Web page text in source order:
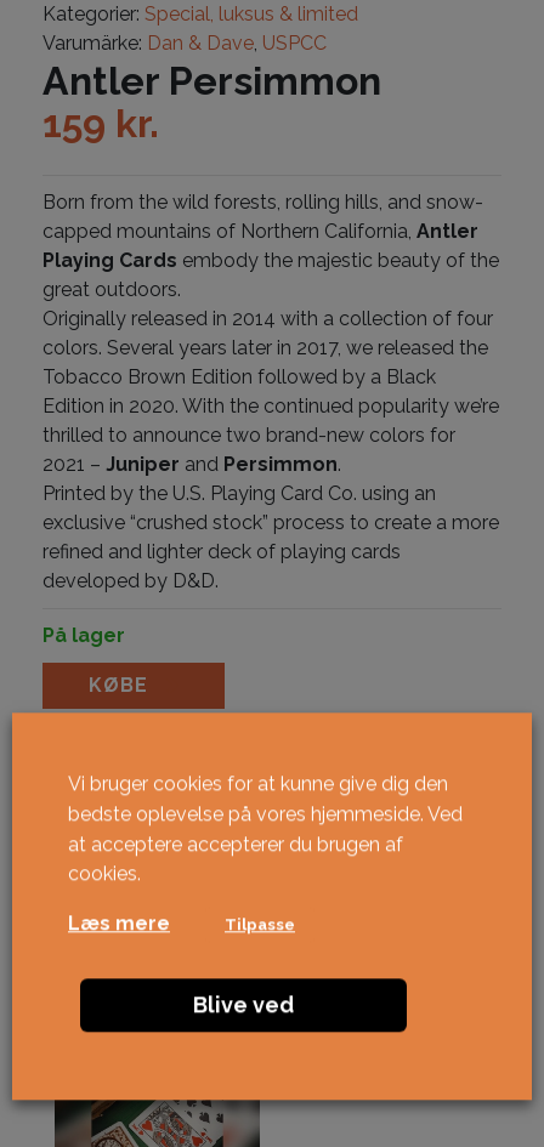
Kategorier: Special, luksus & limited
Varumärke: Dan & Dave, USPCC
Antler Persimmon
159 kr.
Born from the wild forests, rolling hills, and snow-
capped mountains of Northern California, Antler
Playing Cards embody the majestic beauty of the
great outdoors.
Originally released in 2014 with a collection of four
colors. Several years later in 2017, we released the
Tobacco Brown Edition followed by a Black
Edition in 2020. With the continued popularity we’re
thrilled to announce two brand-new colors for
2021 – Juniper and Persimmon.
Printed by the U.S. Playing Card Co. using an
exclusive “crushed stock” process to create a more
refined and lighter deck of playing cards
developed by D&D.
På lager
Antler Persimmon antal
KØBE
Vi bruger cookies for at kunne give dig den
bedste oplevelse på vores hjemmeside. Ved
at acceptere accepterer du brugen af ​​
cookies.
Læs mere Tilpasse
Blive ved